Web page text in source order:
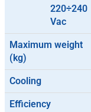
220÷240
Vac
Maximum weight
(kg)
Cooling
Efficiency